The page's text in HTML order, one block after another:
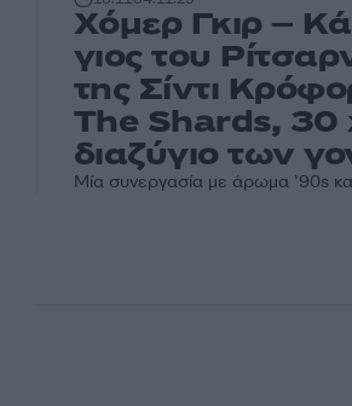
Χόμερ Γκιρ –
γιος του
της Σίντι
The Shards, 30
διαζύγιο των
Μία συνεργασία με άρωμα ’90s